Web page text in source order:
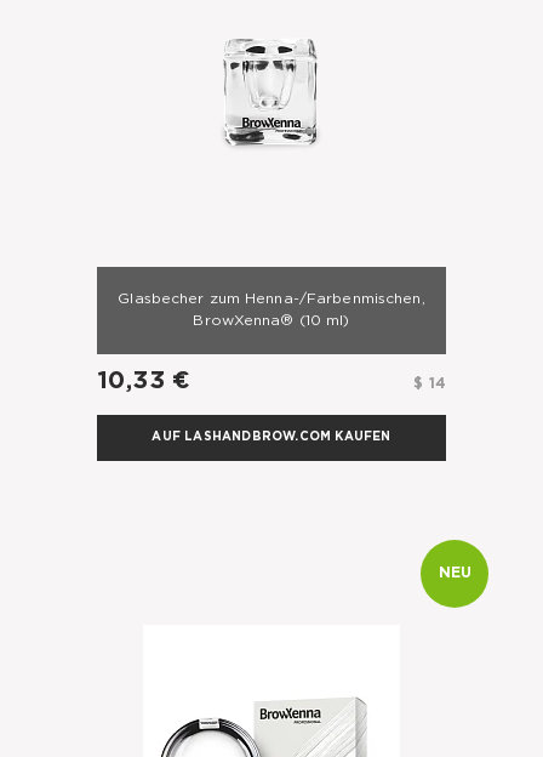
Glasbecher zum Henna-/Farbenmischen,
BrowXenna®
(10 ml)
10,33 € $ 14
AUF LASHANDBROW.COM KAUFEN
NEU